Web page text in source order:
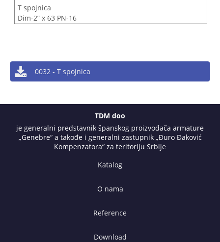
T spojnica
Dim-2” x 63 PN-16
0032 - T spojnica
TDM doo
je generalni predstavnik španskog proizvođača armature
„Genebre“ a takođe i generalni zastupnik „Đuro Đaković
Kompenzatora“ za teritoriju Srbije
Katalog
O nama
Reference
Download